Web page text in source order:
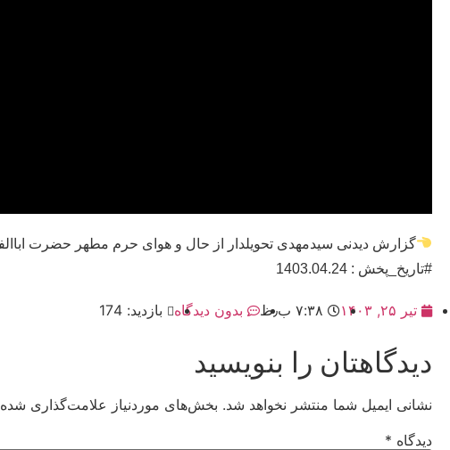
گزارش دیدنی سیدمهدی تحویلدار از حال و هوای حرم مطهر حضرت
#تاریخ_پخش : 1403.04.24
تیر ۲۵, ۱۴۰۳ ۷:۳۸ ب٫ظ بدون دیدگاه بازدید: 174
دیدگاهتان را بنویسید
نشانی ایمیل شما منتشر نخواهد شد. بخش‌های موردنیاز علامت‌گذاری
دیدگاه *